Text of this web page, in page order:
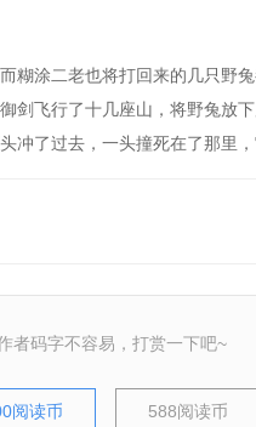
糊涂二老也将打回来的几只野
剑飞行了十几座山，将野兔放
了过去，一头撞死在了那里，
者码字不容易，打赏一下吧~
阅读币 588阅读币